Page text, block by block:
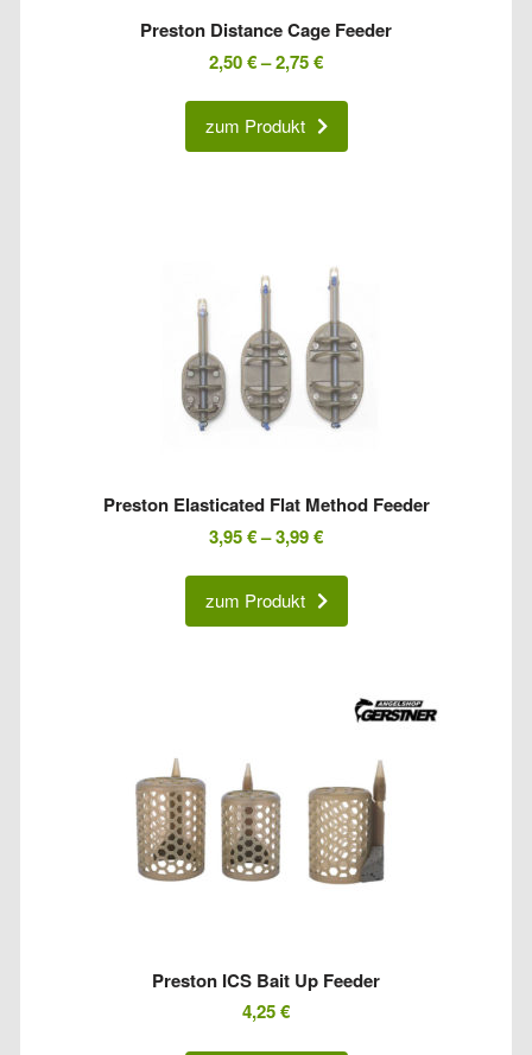
Preston Distance Cage Feeder
2,50€–2,75€
zum Produkt
Preston Elasticated Flat Method Feeder
3,95€–3,99€
zum Produkt
Preston ICS Bait Up Feeder
4,25€